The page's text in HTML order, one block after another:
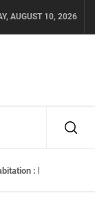
AUGUST 10, 2026
: bien choisir